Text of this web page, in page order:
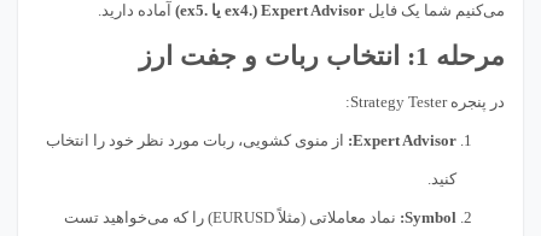
می‌کنیم شما یک فایل Expert Advisor (.ex4 یا .ex5) آماده دارید.
مرحله 1: انتخاب ربات و جفت ارز
در پنجره Strategy Tester:
Expert Advisor: از منوی کشویی، ربات مورد نظر خود را انتخاب
کنید.
Symbol: نماد معاملاتی (مثلاً EURUSD) را که می‌خواهید تست